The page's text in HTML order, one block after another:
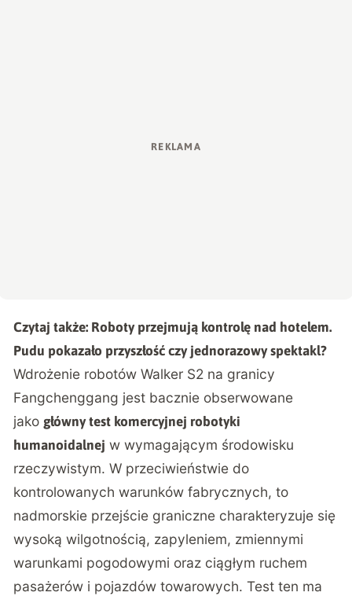
Czytaj także: Roboty przejmują kontrolę nad hotelem.
Pudu pokazało przyszłość czy jednorazowy spektakl?
Wdrożenie robotów Walker S2 na granicy
Fangchenggang jest bacznie obserwowane
jako główny test komercyjnej robotyki
humanoidalnej w wymagającym środowisku
rzeczywistym. W przeciwieństwie do
kontrolowanych warunków fabrycznych, to
nadmorskie przejście graniczne charakteryzuje się
wysoką wilgotnością, zapyleniem, zmiennymi
warunkami pogodowymi oraz ciągłym ruchem
pasażerów i pojazdów towarowych. Test ten ma